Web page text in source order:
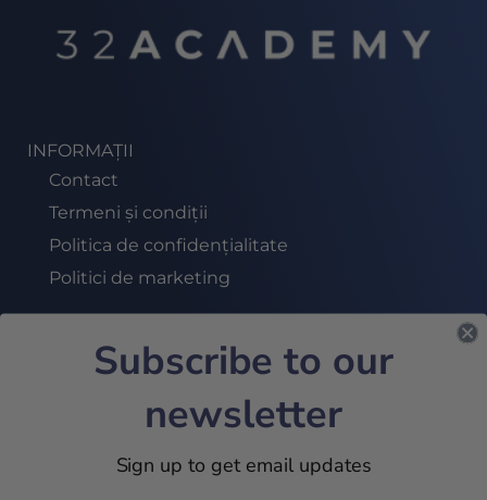
INFORMAȚII
Contact
Termeni și condiții
Politica de confidențialitate
Politici de marketing
ABONEAZĂ-TE LA NEWSLETTER
ALĂTURĂ-TE
Subscribe to our
newsletter
Sign up to get email updates